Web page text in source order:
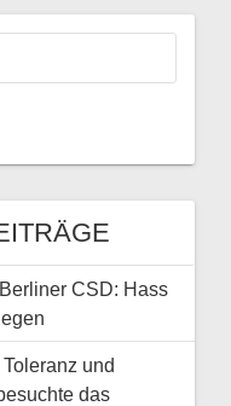
CSD: Hass
und
das